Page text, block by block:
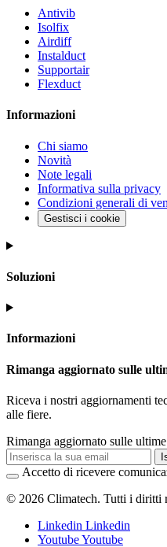
Antivib
Isolfix
Airdiff
Instalduct
Supportair
Flexduct
Informazioni
Chi siamo
Novità
Note legali
Informativa sulla privacy
Condizioni generali di
Gestisci i cookie
Soluzioni
Informazioni
Rimanga aggiornato sulle
Riceva i nostri aggiornamenti
alle fiere.
Rimanga aggiornato sulle
Accetto di ricevere
© 2026 Climatech. Tutti i diritti
Linkedin Linkedin
YoutubeYoutube